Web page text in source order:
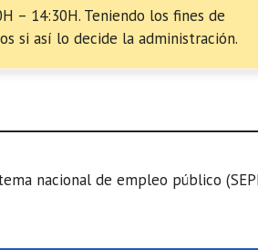
– 14:30H. Teniendo los fines de
si así lo decide la administración.
nacional de empleo público